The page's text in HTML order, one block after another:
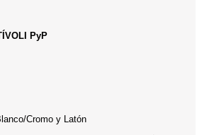
PyP
Cromo y Latón